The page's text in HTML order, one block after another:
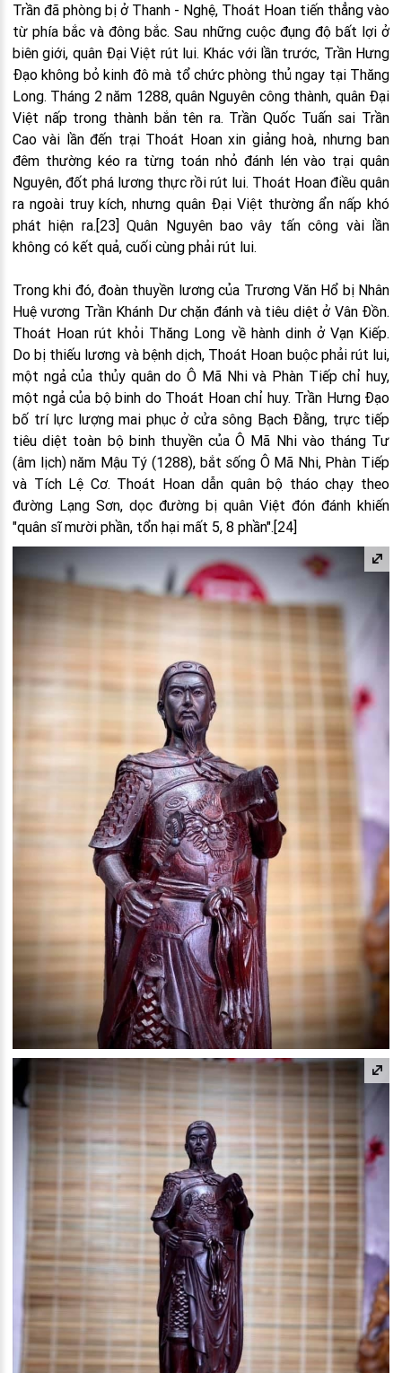
Trần đã phòng bị ở Thanh - Nghệ, Thoát Hoan tiến thẳng vào
từ phía bắc và đông bắc. Sau những cuộc đụng độ bất lợi ở
biên giới, quân Đại Việt rút lui. Khác với lần trước, Trần Hưng
Đạo không bỏ kinh đô mà tổ chức phòng thủ ngay tại Thăng
Long. Tháng 2 năm 1288, quân Nguyên công thành, quân Đại
Việt nấp trong thành bắn tên ra. Trần Quốc Tuấn sai Trần
Cao vài lần đến trại Thoát Hoan xin giảng hoà, nhưng ban
đêm thường kéo ra từng toán nhỏ đánh lén vào trại quân
Nguyên, đốt phá lương thực rồi rút lui. Thoát Hoan điều quân
ra ngoài truy kích, nhưng quân Đại Việt thường ẩn nấp khó
phát hiện ra.[23] Quân Nguyên bao vây tấn công vài lần
không có kết quả, cuối cùng phải rút lui.
Trong khi đó, đoàn thuyền lương của Trương Văn Hổ bị Nhân
Huệ vương Trần Khánh Dư chặn đánh và tiêu diệt ở Vân Đồn.
Thoát Hoan rút khỏi Thăng Long về hành dinh ở Vạn Kiếp.
Do bị thiếu lương và bệnh dịch, Thoát Hoan buộc phải rút lui,
một ngả của thủy quân do Ô Mã Nhi và Phàn Tiếp chỉ huy,
một ngả của bộ binh do Thoát Hoan chỉ huy. Trần Hưng Đạo
bố trí lực lượng mai phục ở cửa sông Bạch Đằng, trực tiếp
tiêu diệt toàn bộ binh thuyền của Ô Mã Nhi vào tháng Tư
(âm lịch) năm Mậu Tý (1288), bắt sống Ô Mã Nhi, Phàn Tiếp
và Tích Lệ Cơ. Thoát Hoan dẫn quân bộ tháo chạy theo
đường Lạng Sơn, dọc đường bị quân Việt đón đánh khiến
"quân sĩ mười phần, tổn hại mất 5, 8 phần".[24]